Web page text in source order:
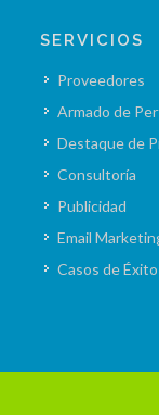
SERVICIOS
Proveedores
Armado de
Destaque de
Consultoría
Publicidad
Email
Casos de Éxito